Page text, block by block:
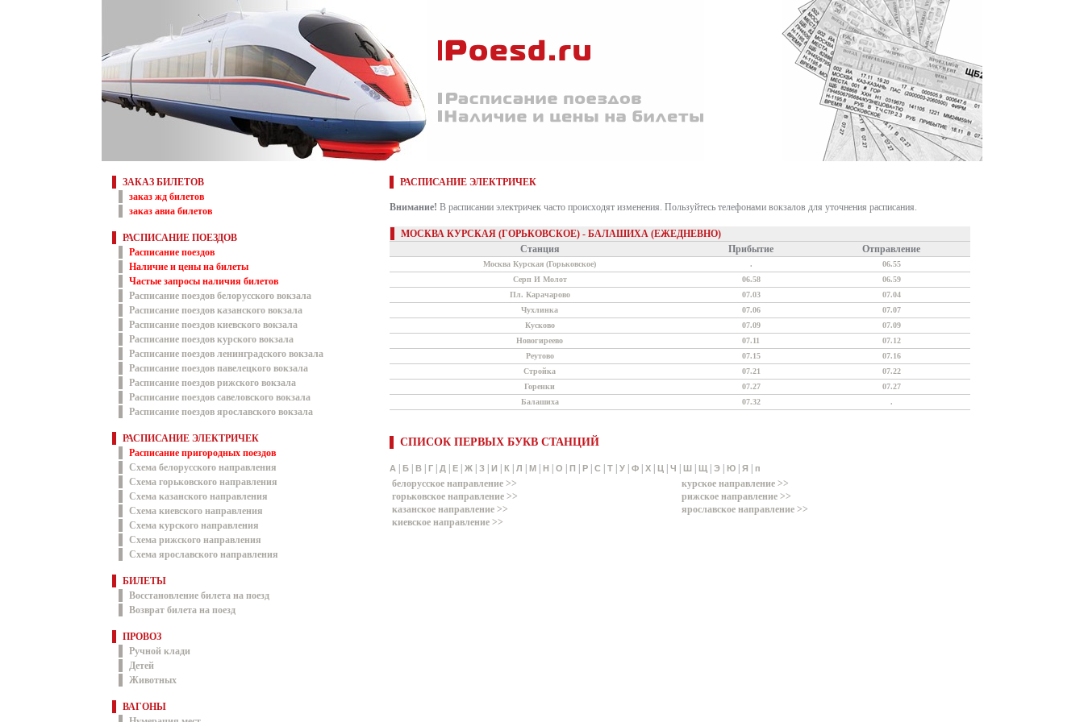
ЗАКАЗ БИЛЕТОВ
заказ жд билетов
заказ авиа билетов
РАСПИСАНИЕ ПОЕЗДОВ
Расписание поездов
Наличие и цены на билеты
Частые запросы наличия билетов
Расписание поездов белорусского вокзала
Расписание поездов казанского вокзала
Расписание поездов киевского вокзала
Расписание поездов курского вокзала
Расписание поездов ленинградского вокзала
Расписание поездов павелецкого вокзала
Расписание поездов рижского вокзала
Расписание поездов савеловского вокзала
Расписание поездов ярославского вокзала
РАСПИСАНИЕ ЭЛЕКТРИЧЕК
Расписание пригородных поездов
Схема белорусского направления
Схема горьковского направления
Схема казанского направления
Схема киевского направления
Схема курского направления
Схема рижского направления
Схема ярославского направления
БИЛЕТЫ
Восстановление билета на поезд
Возврат билета на поезд
ПРОВОЗ
Ручной клади
Детей
Животных
ВАГОНЫ
РАСПИСАНИЕ ЭЛЕКТРИЧЕК
Внимание! В расписании электричек часто происходят изменения. Пользуйтесь телефонами вокзалов для уточнения расписания.
МОСКВА КУРСКАЯ (ГОРЬКОВСКОЕ) - БАЛАШИХА (ЕЖЕДНЕВНО)
Станция
Прибытие Отправление
Москва Курская (Горьковское) .
06.55
Серп И Молот
06.58
06.59
Пл. Карачарово
07.03
07.04
Чухлинка
07.06
07.07
Кусково
07.09
07.09
Новогиреево
07.11
07.12
Реутово
07.15
07.16
Стройка
07.21
07.22
Горенки
07.27
07.27
Балашиха
07.32 .
СПИСОК ПЕРВЫХ БУКВ СТАНЦИЙ
А Б В Г Д Е Ж З И К Л М Н О П Р С Т У Ф Х Ц Ч Ш Щ Э Ю Я п
белорусское направление >>
горьковское направление >>
казанское направление >>
киевское направление >>
курское направление >>
рижское направление >>
ярославское направление >>